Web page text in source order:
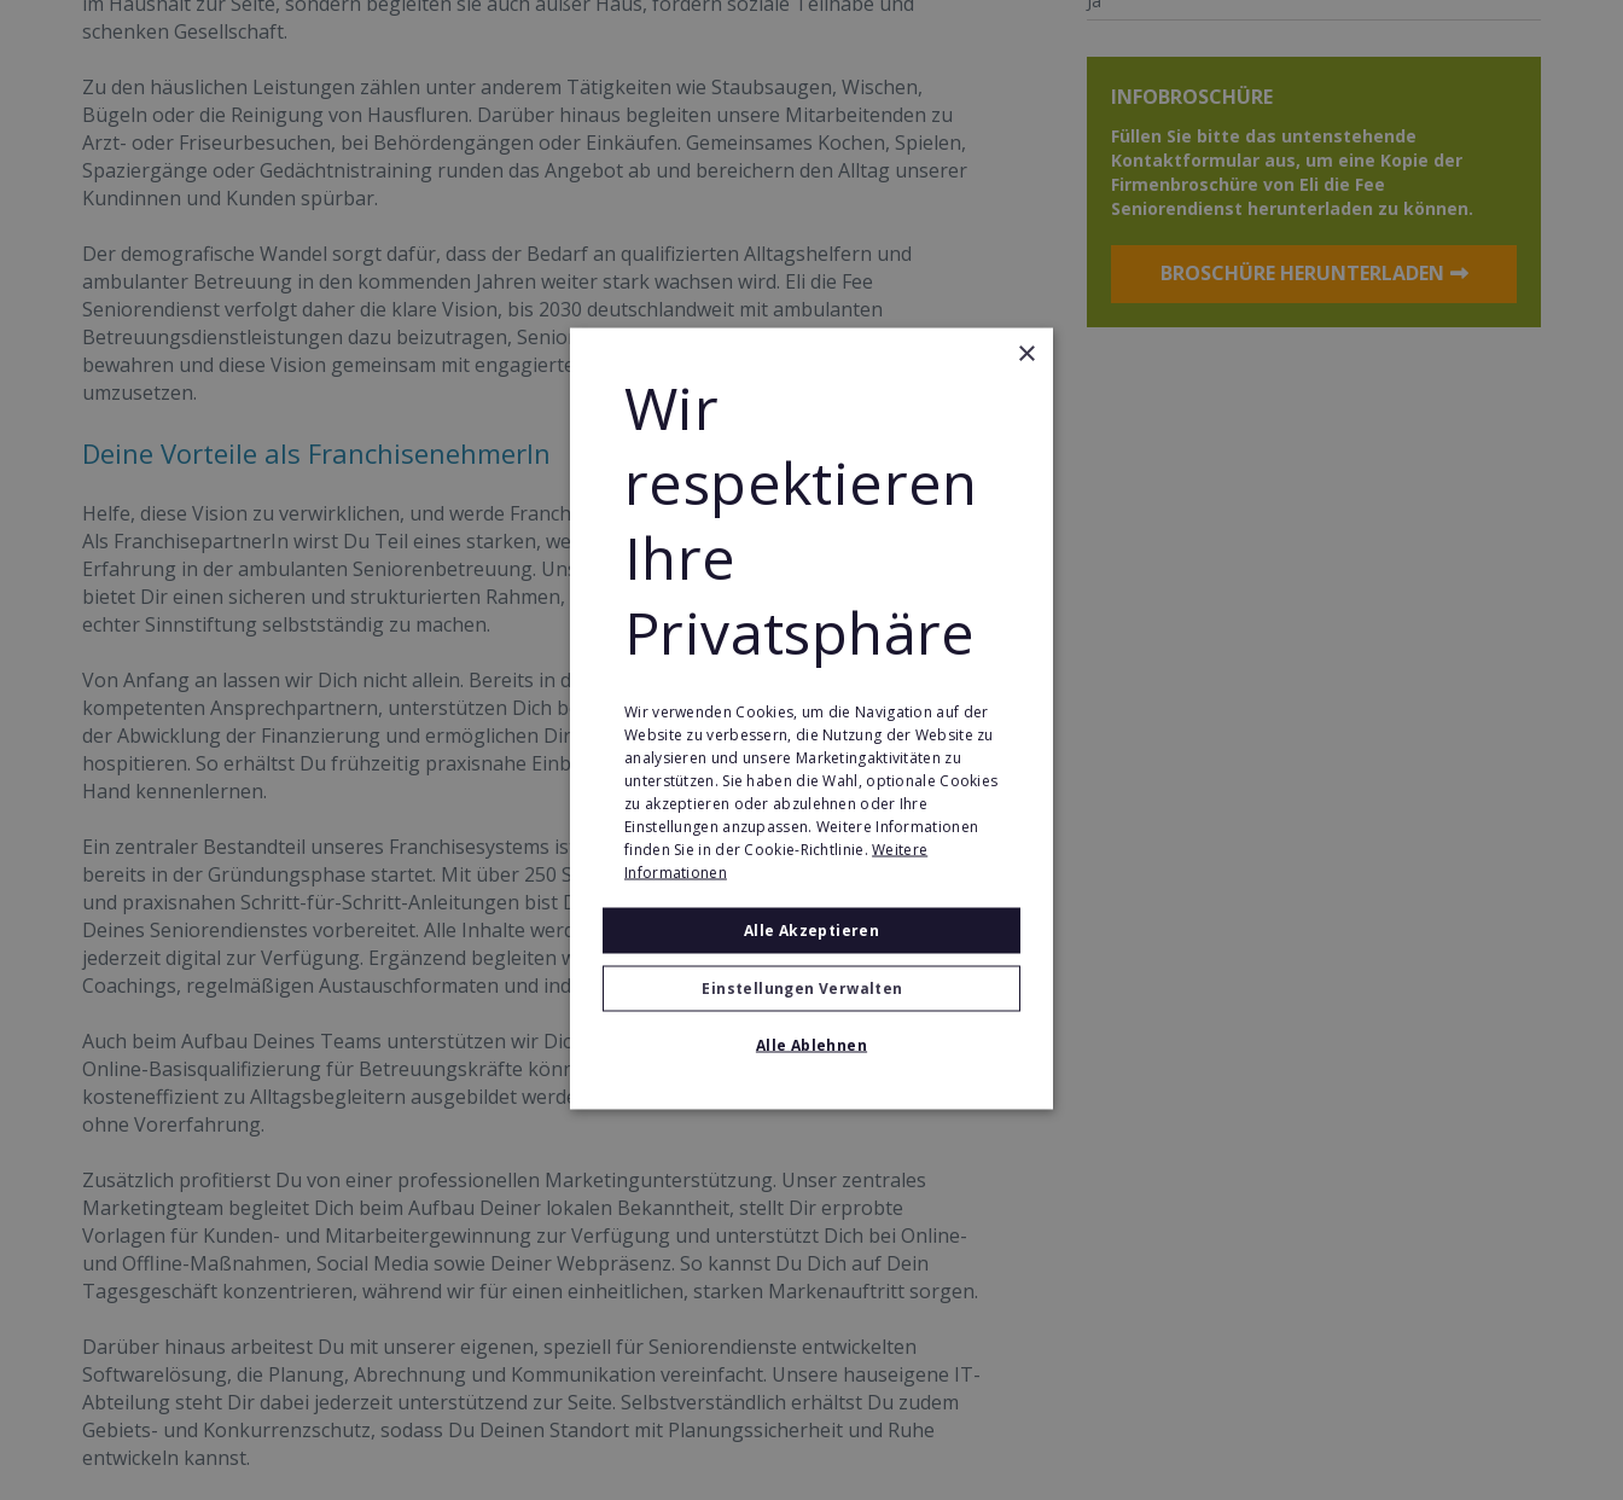
schenken Gesellschaft.
Zu den häuslichen Leistungen zählen unter anderem Tätigkeiten wie Staubsaugen, Wischen,
Bügeln oder die Reinigung von Hausfluren. Darüber hinaus begleiten unsere Mitarbeitenden zu
Arzt- oder Friseurbesuchen, bei Behördengängen oder Einkäufen. Gemeinsames Kochen, Spielen,
Spaziergänge oder Gedächtnistraining runden das Angebot ab und bereichern den Alltag unserer
Kundinnen und Kunden spürbar.
Der demografische Wandel sorgt dafür, dass der Bedarf an qualifizierten Alltagshelfern und
ambulanter Betreuung in den kommenden Jahren weiter stark wachsen wird. Eli die Fee
Seniorendienst verfolgt daher die klare Vision, bis 2030 deutschlandweit mit ambulanten
Betreuungsdienstleistungen dazu beizutragen, Seniorinnen und Senioren vor Vereinsamung zu
bewahren und diese Vision gemeinsam mit engagierten Franchise-Partnerinnen und -Partnern
umzusetzen.
Deine Vorteile als FranchisenehmerIn
Helfe, diese Vision zu verwirklichen, und werde FranchisenehmerIn von Eli die Fee Seniorendienst.
Als FranchisepartnerIn wirst Du Teil eines starken, wertebasierten Netzwerks mit über 17 Jahren
Erfahrung in der ambulanten Seniorenbetreuung. Unser vielfach erprobtes Geschäftskonzept
bietet Dir einen sicheren und strukturierten Rahmen, um Dich nachhaltig, eigenständig und mit
echter Sinnstiftung selbstständig zu machen.
Von Anfang an lassen wir Dich nicht allein. Bereits in der Gründungsphase begleiten wir Dich mit
kompetenten Ansprechpartnern, unterstützen Dich bei der Erstellung des Businessplans sowie bei
der Abwicklung der Finanzierung und ermöglichen Dir, in bestehenden Franchisebetrieben zu
hospitieren. So erhältst Du frühzeitig praxisnahe Einblicke und kannst unser System aus erster
Hand kennenlernen.
Ein zentraler Bestandteil unseres Franchisesystems ist die Online-Franchisenehmer Akademie, die
bereits in der Gründungsphase startet. Mit über 250 Schulungsvideos, Handbüchern, Checklisten
und praxisnahen Schritt-für-Schritt-Anleitungen bist Du optimal auf den Aufbau und die Führung
Deines Seniorendienstes vorbereitet. Alle Inhalte werden regelmäßig aktualisiert und stehen Dir
jederzeit digital zur Verfügung. Ergänzend begleiten wir Dich persönlich mit Vertriebs- und BWL-
Coachings, regelmäßigen Austauschformaten und individueller Betreuung.
Auch beim Aufbau Deines Teams unterstützen wir Dich umfassend: Durch unsere anerkannte
Online-Basisqualifizierung für Betreuungskräfte können Deine Mitarbeitenden zeit- und
kosteneffizient zu Alltagsbegleitern ausgebildet werden – ideal auch für motivierte Quereinsteiger
ohne Vorerfahrung.
Zusätzlich profitierst Du von einer professionellen Marketingunterstützung. Unser zentrales
Marketingteam begleitet Dich beim Aufbau Deiner lokalen Bekanntheit, stellt Dir erprobte
Vorlagen für Kunden- und Mitarbeitergewinnung zur Verfügung und unterstützt Dich bei Online-
und Offline-Maßnahmen, Social Media sowie Deiner Webpräsenz. So kannst Du Dich auf Dein
Tagesgeschäft konzentrieren, während wir für einen einheitlichen, starken Markenauftritt sorgen.
Darüber hinaus arbeitest Du mit unserer eigenen, speziell für Seniorendienste entwickelten
Softwarelösung, die Planung, Abrechnung und Kommunikation vereinfacht. Unsere hauseigene IT-
Abteilung steht Dir dabei jederzeit unterstützend zur Seite. Selbstverständlich erhältst Du zudem
Gebiets- und Konkurrenzschutz, sodass Du Deinen Standort mit Planungssicherheit und Ruhe
entwickeln kannst.
INFOBROSCHÜRE
Füllen Sie bitte das untenstehende
Kontaktformular aus, um eine Kopie der
Firmenbroschüre von Eli die Fee
Seniorendienst herunterladen zu können.
BROSCHÜRE HERUNTERLADEN
×
Wir
respektieren
Ihre
Privatsphäre
Wir verwenden Cookies, um die Navigation auf der
Website zu verbessern, die Nutzung der Website zu
analysieren und unsere Marketingaktivitäten zu
unterstützen. Sie haben die Wahl, optionale Cookies
zu akzeptieren oder abzulehnen oder Ihre
Einstellungen anzupassen. Weitere Informationen
finden Sie in der Cookie-Richtlinie.Weitere
Informationen
Alle Akzeptieren
Einstellungen Verwalten
Alle Ablehnen